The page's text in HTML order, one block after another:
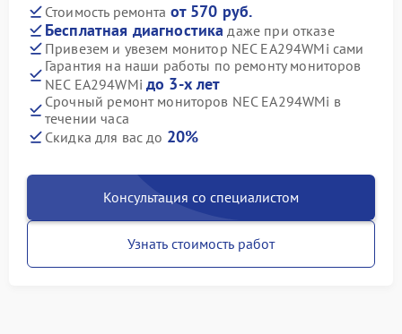
Стоимость ремонта от 570 руб.
Бесплатная диагностика даже при отказе
Привезем и увезем монитор NEC EA294WMi сами
Гарантия на наши работы по ремонту мониторов
NEC EA294WMi до 3-х лет
Срочный ремонт мониторов NEC EA294WMi в
течении часа
Скидка для вас до 20%
Консультация со специалистом
Узнать стоимость работ